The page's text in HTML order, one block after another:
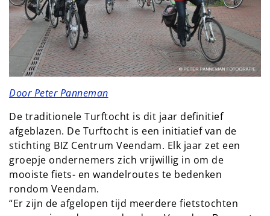
Door Peter Panneman
De traditionele Turftocht is dit jaar definitief
afgeblazen. De Turftocht is een initiatief van de
stichting BIZ Centrum Veendam. Elk jaar zet een
groepje ondernemers zich vrijwillig in om de
mooiste fiets- en wandelroutes te bedenken
rondom Veendam.
“Er zijn de afgelopen tijd meerdere fietstochten